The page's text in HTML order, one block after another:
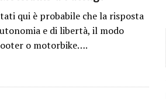
qui è probabile che la risposta
e di libertà, il modo
o motorbike….